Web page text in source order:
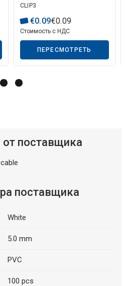
CLIP3
€0.09€0.09
Стоимость с НДС
ПЕРЕСМОТРЕТЬ
от поставщика
поставщика
White
5.0 mm
PVC
100 pcs